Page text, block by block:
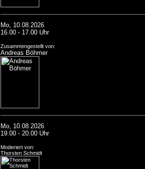
Mo, 10.08.2026
16.00 - 17.00 Uhr
Zusammengestellt von:
Andreas Böhmer
Mo, 10.08.2026
19.00 - 20.00 Uhr
Moderiert von:
Thorsten Schmidt